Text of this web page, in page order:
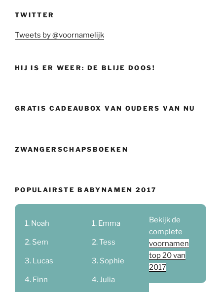
TWITTER
Tweets by @voornamelijk
HIJ IS ER WEER: DE BLIJE DOOS!
GRATIS CADEAUBOX VAN OUDERS VAN NU
ZWANGERSCHAPSBOEKEN
POPULAIRSTE BABYNAMEN 2017
Noah
Sem
Lucas
Finn
Emma
Tess
Sophie
Julia
Bekijk de
complete
voornamen
top 20 van
2017